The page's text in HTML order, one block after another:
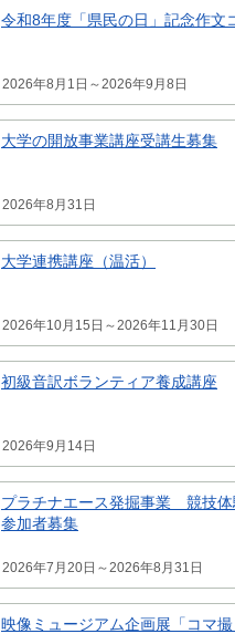
令和8年度「県民の日」記念作文
2026年8月1日～2026年9月8日
大学の開放事業講座受講生募集
2026年8月31日
大学連携講座（温活）
2026年10月15日～2026年11月30日
初級音訳ボランティア養成講座
2026年9月14日
プラチナエース発掘事業 競技体
参加者募集
2026年7月20日～2026年8月31日
映像ミュージアム企画展「コマ